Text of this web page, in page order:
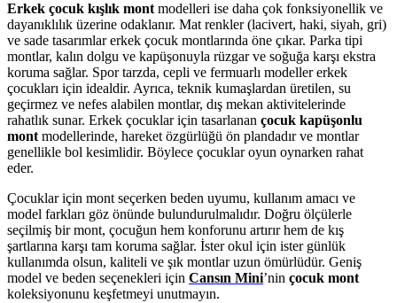
Erkek çocuk kışlık mont modelleri ise daha çok fonksiyonellik ve
dayanıklılık üzerine odaklanır. Mat renkler (lacivert, haki, siyah, gri)
ve sade tasarımlar erkek çocuk montlarında öne çıkar. Parka tipi
montlar, kalın dolgu ve kapüşonuyla rüzgar ve soğuğa karşı ekstra
koruma sağlar. Spor tarzda, cepli ve fermuarlı modeller erkek
çocukları için idealdir. Ayrıca, teknik kumaşlardan üretilen, su
geçirmez ve nefes alabilen montlar, dış mekan aktivitelerinde
rahatlık sunar. Erkek çocuklar için tasarlanan çocuk kapüşonlu
mont modellerinde, hareket özgürlüğü ön plandadır ve montlar
genellikle bol kesimlidir. Böylece çocuklar oyun oynarken rahat
eder.
Çocuklar için mont seçerken beden uyumu, kullanım amacı ve
model farkları göz önünde bulundurulmalıdır. Doğru ölçülerle
seçilmiş bir mont, çocuğun hem konforunu artırır hem de kış
şartlarına karşı tam koruma sağlar. İster okul için ister günlük
kullanımda olsun, kaliteli ve şık montlar uzun ömürlüdür. Geniş
model ve beden seçenekleri için Cansın Mini’nin çocuk mont
koleksiyonunu keşfetmeyi unutmayın.